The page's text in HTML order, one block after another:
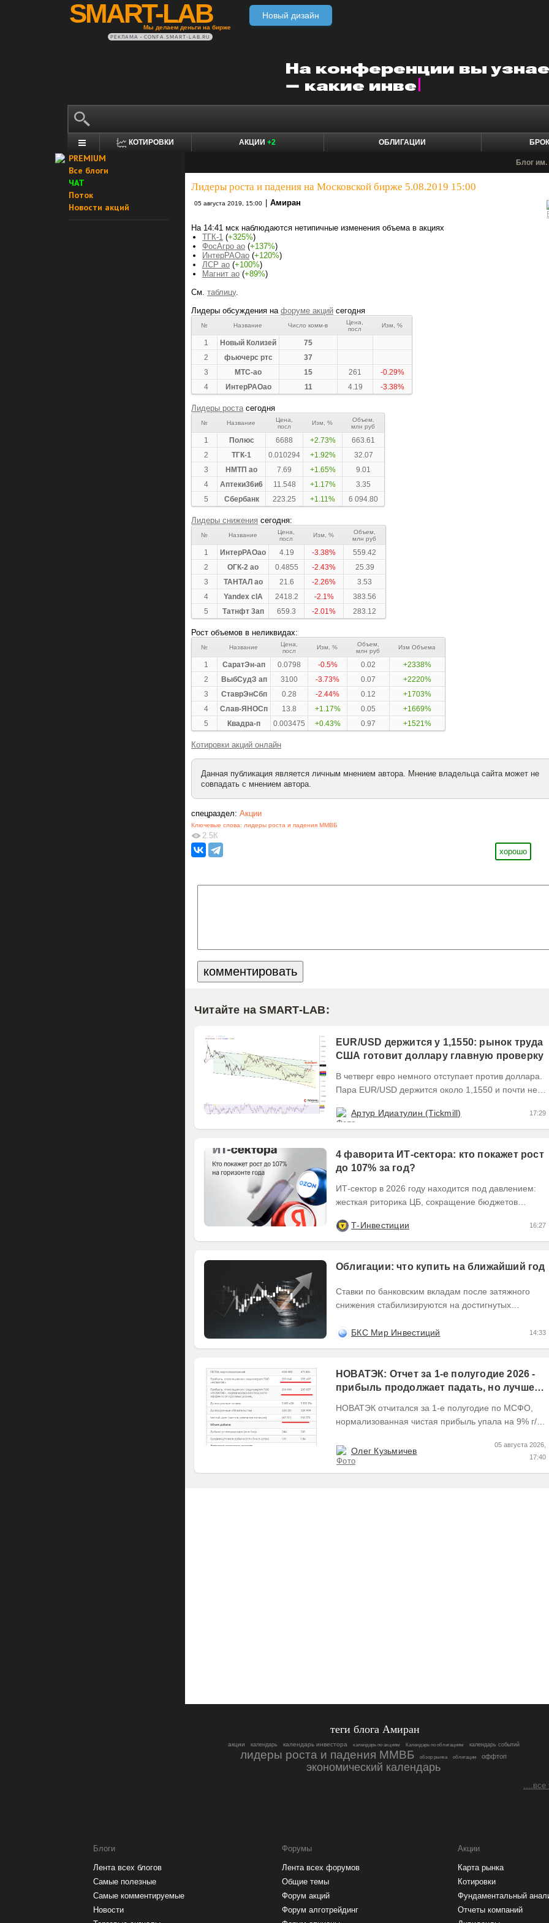
SMART-LAB
Мы делаем деньги на бирже
Новый дизайн
РЕКЛАМА • CONFA.SMART-LAB.RU
КОТИРОВКИ АКЦИИ +2 ОБЛИГАЦИИ
PREMIUM
Все блоги
ЧАТ
Поток
Новости акций
Блог им.
Лидеры роста и падения на Московской бирже 5.08.2019 15:00
05 августа 2019, 15:00 Амиран
На 14:41 мск наблюдаются нетипичные изменения объема в акциях
ТГК-1 (+325%)
ФосАгро ао (+137%)
ИнтерРАОао (+120%)
ЛСР ао (+100%)
Магнит ао (+89%)
См. таблицу.
Лидеры обсуждения на форуме акций сегодня
№ Название Число комм-в
Цена,
посл
Изм, %
1 Новый Колизей
75
2
фьючерс ртс
37
3
МТС-ао 15 261
-0.29%
4
ИнтерРАОао 11 4.19 -3.38%
Лидеры ростасегодня
№ Название
Цена,
посл
Изм, %
Объем,
млн руб
1 Полюс 6688 +2.73%
663.61
2
ТГК-1 0.010294 +1.92%
32.07
3
НМТП ао 7.69 +1.65%
9.01
4
Аптеки36и6 11.548 +1.17%
3.35
5
Сбербанк 223.25 +1.11% 6 094.80
Лидеры снижения сегодня:
№ Название
Цена,
посл
Изм, %
Объем,
млн руб
1 ИнтерРАОао 4.19 -3.38%
559.42
2
ОГК-2 ао 0.4855 -2.43%
25.39
3
ТАНТАЛ ао 21.6 -2.26%
3.53
4
Yandex clA 2418.2 -2.1%
383.56
5
Татнфт 3ап 659.3 -2.01% 283.12
Рост объемов в неликвидах:
№ Название
Цена,
посл
Изм, %
Объем,
млн руб
Изм Объема
1 СаратЭн-ап 0.0798 -0.5% 0.02
+2338%
2
ВыбСудЗ ап 3100 -3.73% 0.07
+2220%
3
СтаврЭнСбп 0.28 -2.44% 0.12
+1703%
4
Слав-ЯНОСп 13.8 +1.17% 0.05
+1669%
5
Квадра-п 0.003475 +0.43% 0.97 +1521%
Котировки акций онлайн
Данная публикация является личным мнением автора. Мнение владельца сайта может не
совпадать с мнением автора.
спецраздел: Акции
Ключевые слова: лидеры роста и падения ММВБ
2.5К
хорошо
Читайте на SMART-LAB:
EUR/USD держится у 1,1550: рынок труда
США готовит доллару главную проверку
В четверг евро немного отступает против доллара.
Пара EUR/USD держится около 1,1550 и почти не
Артур Идиатулин (Tickmill)
17:29
4 фаворита ИТ-сектора: кто покажет рост
до 107% за год?
ИТ-сектор в 2026 году находится под давлением:
жесткая риторика ЦБ, сокращение бюджетов
Т-Инвестиции
16:27
Облигации: что купить на ближайший год
Ставки по банковским вкладам после затяжного
снижения стабилизируются на достигнутых
высоким...
БКС Мир Инвестиций 14:33
НОВАТЭК: Отчет за 1-е полугодие 2026 -
прибыль продолжает падать, но лучшее
НОВАТЭК отчитался за 1-е полугодие по МСФО,
нормализованная чистая прибыль упала на 9% г/г
Олег Кузьмичев
05 августа 2026,
17:40
теги блога Амиран
акции календарь календарь инвестора календарь по акциям Календарь по облигациям календарь событий
лидеры роста и падения ММВБ обзор рынка облигации оффтоп
экономический календарь
....все
Блоги
Лента всех блогов
Самые полезные
Самые комментируемые
Новости
Форумы
Лента всех форумов
Общие темы
Форум акций
Форум алготрейдинг
Акции
Карта рынка
Котировки
Фундаментальный
Отчеты компаний